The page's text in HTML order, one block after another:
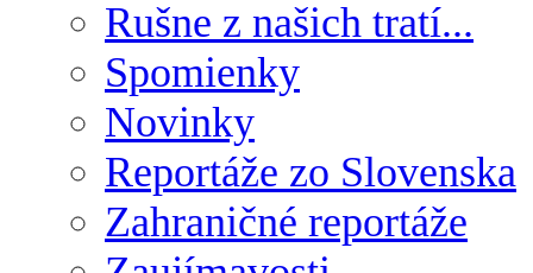
Rušne z našich tratí...
Spomienky
Novinky
Reportáže zo Slovenska
Zahraničné reportáže